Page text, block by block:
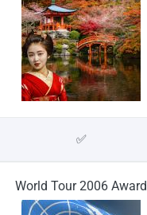
✅
World Tour 2006 Award